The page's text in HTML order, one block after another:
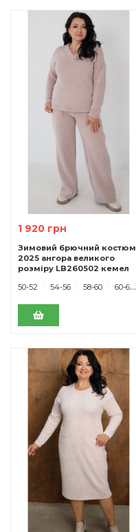
1 920 грн
Зимовий брючний костюм
2025 ангора великого
розміру LB260502 кемел
50-52
54-56 58-60 60-62